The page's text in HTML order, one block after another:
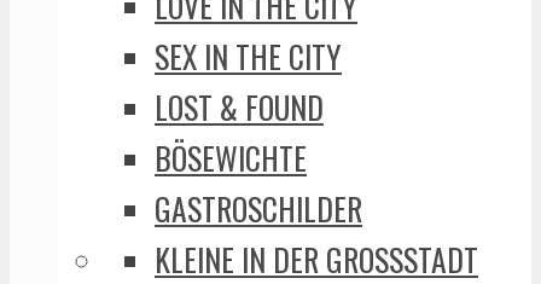
SEX IN THE CITY
LOST & FOUND
BÖSEWICHTE
GASTROSCHILDER
KLEINE IN DER GROSSSTADT